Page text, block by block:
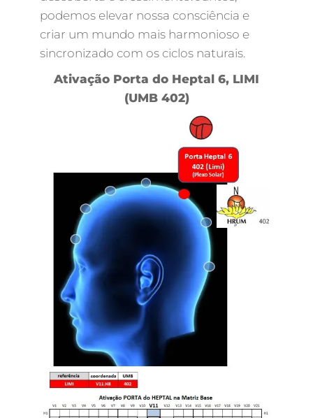
podemos elevar nossa consciência e
criar um mundo mais harmonioso e
sincronizado com os ciclos naturais.
Ativação Porta do Heptal 6, LIMI
(UMB 402)